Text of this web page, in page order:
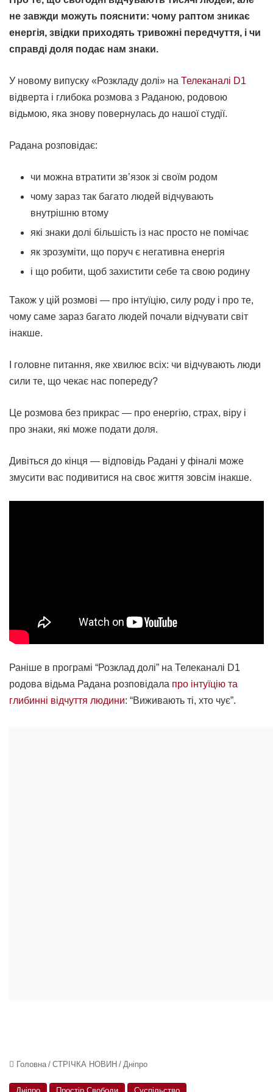
не завжди можуть пояснити: чому раптом зникає
енергія, звідки приходять тривожні передчуття, і чи
справді доля подає нам знаки.
У новому випуску «Розкладу долі» на Телеканалі D1
відверта і глибока розмова з Раданою, родовою
відьмою, яка знову повернулась до нашої студії.
Радана розповідає:
чи можна втратити зв’язок зі своїм родом
чому зараз так багато людей відчувають
внутрішню втому
які знаки долі більшість із нас просто не помічає
як зрозуміти, що поруч є негативна енергія
і що робити, щоб захистити себе та свою родину
Також у цій розмові — про інтуїцію, силу роду і про те,
чому саме зараз багато людей почали відчувати світ
інакше.
І головне питання, яке хвилює всіх: чи відчувають люди
сили те, що чекає нас попереду?
Це розмова без прикрас — про енергію, страх, віру і
про знаки, які може подати доля.
Дивіться до кінця — відповідь Радані у фіналі може
змусити вас подивитися на своє життя зовсім інакше.
Раніше в програмі “Розклад долі” на Телеканалі D1
родова відьма Радана розповідала про інтуїцію та
глибинні відчуття людини: “Виживають ті, хто чує”.